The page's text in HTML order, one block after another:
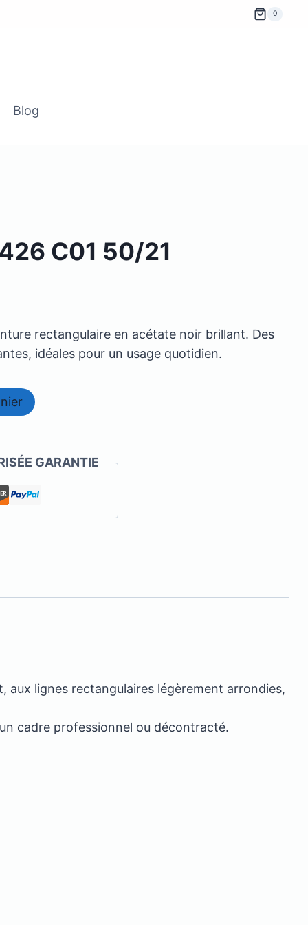
0
Blog
C01 50/21
rectangulaire en acétate noir brillant. Des
idéales pour un usage quotidien.
GARANTIE
lignes rectangulaires légèrement arrondies,
cadre professionnel ou décontracté.